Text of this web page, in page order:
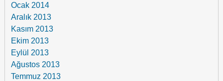
Ocak 2014
Aralık 2013
Kasım 2013
Ekim 2013
Eylül 2013
Ağustos 2013
Temmuz 2013